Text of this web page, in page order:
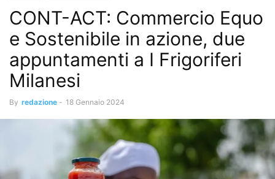
CONT-ACT: Commercio Equo
e Sostenibile in azione, due
appuntamenti a I Frigoriferi
Milanesi
By redazione - 18 Gennaio 2024